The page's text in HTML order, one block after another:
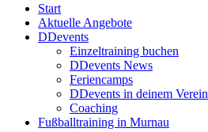
Start
Aktuelle Angebote
DDevents
Einzeltraining buchen
DDevents News
Feriencamps
DDevents in deinem Verein
Coaching
Fußballtraining in Murnau